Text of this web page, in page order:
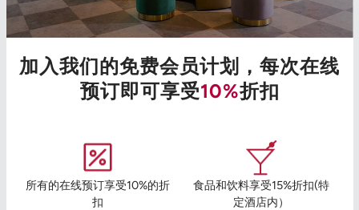
加入我们的免费会员计划，每次在线
预订即可享受10%折扣
所有的在线预订享受10%的折
扣
食品和饮料享受15%折扣(特
定酒店内）